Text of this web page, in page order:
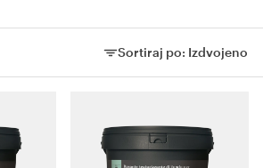
Sortiraj po: Izdvojeno
Sortiraj po: